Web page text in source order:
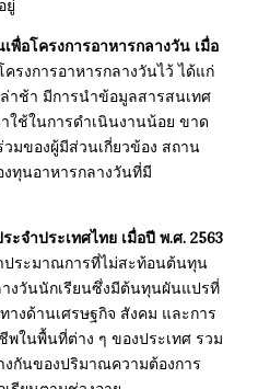
ยู่
พื่อโครงการอาหารกลางวัน เมื่อ
รงการอาหารกลางวันไว้ ได้แก่
าช้า มีการนำข้อมูลสารสนเทศ
ใช้ในการดำเนินงานน้อย ขาด
มของผู้มีส่วนเกี่ยวข้อง สถาน
ทุนอาหารกลางวันที่มี
จำประเทศไทย เมื่อปี พ.ศ. 2563
ประมาณการที่ไม่สะท้อนต้นทุน
งวันนักเรียนซึ่งมีต้นทุนผันแปรที่
งด้านเศรษฐกิจ สังคม และการ
ในพื้นที่ต่าง ๆ ของประเทศ รวม
กันของปริมาณความต้องการ